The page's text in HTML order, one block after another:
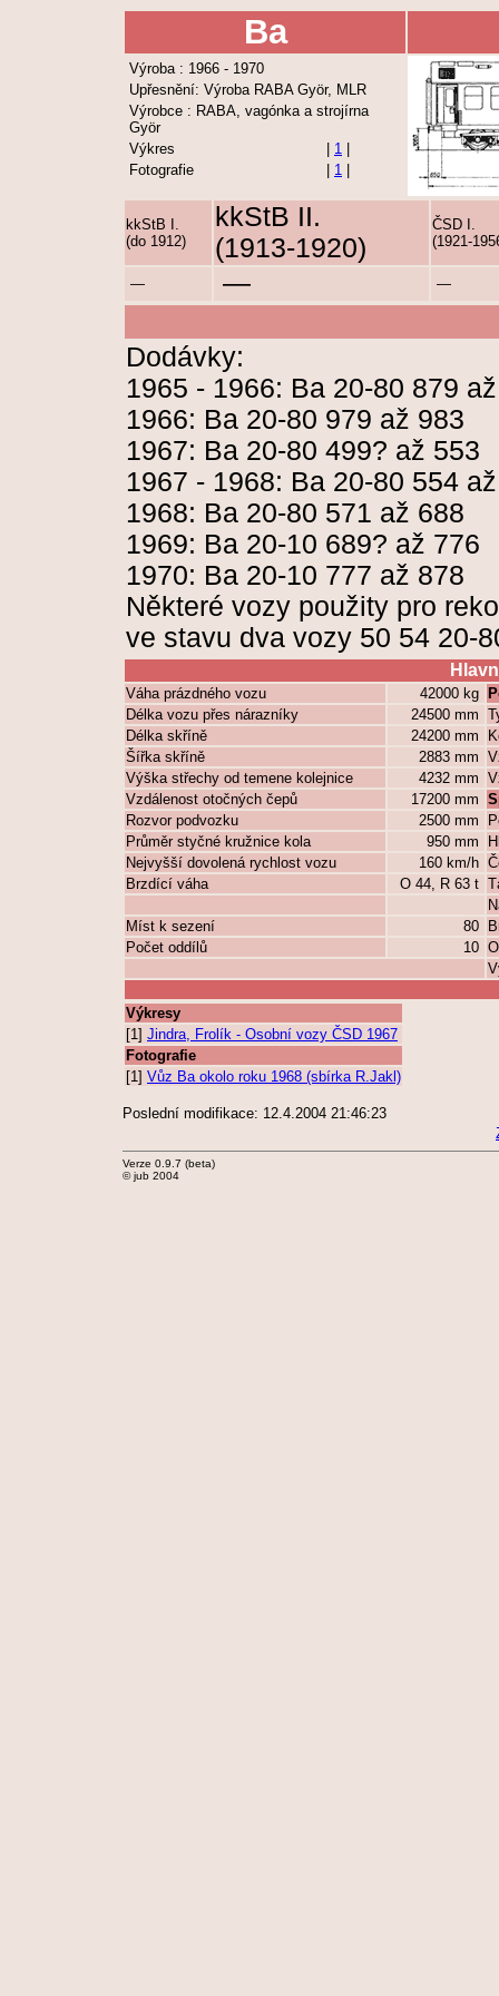
Ba
Výroba : 1966 - 1970
Upřesnění: Výroba RABA Györ, MLR
Výrobce : RABA, vagónka a strojírna
Györ
Výkres
1
Fotografie
1
kkStB I.
(do 1912)
kkStB II.
(1913-1920)
ČSD I.
(1921-
— — —
Dodávky:
1965 - 1966: Ba 20-80 879
1966: Ba 20-80 979 až 983
1967: Ba 20-80 499? až 553
1967 - 1968: Ba 20-80 554
1968: Ba 20-80 571 až 688
1969: Ba 20-10 689? až 776
1970: Ba 20-10 777 až 878
Některé vozy použity pro
ve stavu dva vozy 50 54 20-
Váha prázdného vozu 42000 kg
Délka vozu přes nárazníky
24500 mm
Délka skříně
24200 mm
Šířka skříně
2883 mm
Výška střechy od temene kolejnice
4232 mm
Vzdálenost otočných čepů
17200 mm
Rozvor podvozku
2500 mm
Průměr styčné kružnice kola
950 mm
Nejvyšší dovolená rychlost vozu
160 km/h
Brzdící váha
O 44, R 63 t
Míst k sezení
80
Počet oddílů
10
Výkresy
[1] Jindra, Frolík - Osobní vozy ČSD 1967
Fotografie
[1] Vůz Ba okolo roku 1968 (sbírka R.Jakl)
Poslední modifikace: 12.4.2004 21:46:23
Verze 0.9.7 (beta)
© jub 2004